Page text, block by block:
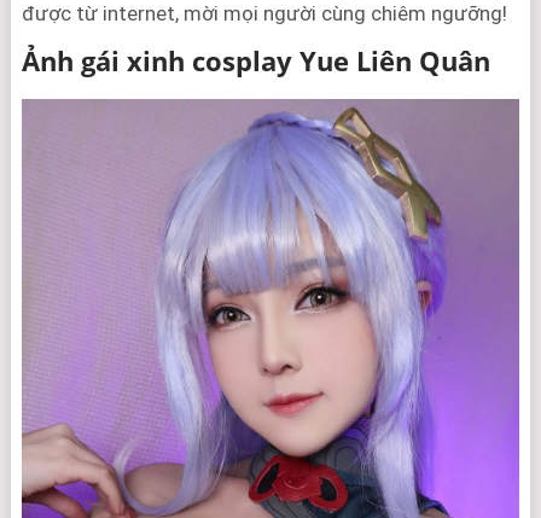
được từ internet, mời mọi người cùng chiêm ngưỡng!
Ảnh gái xinh cosplay Yue Liên Quân